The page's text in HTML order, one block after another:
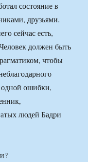
состояние в
друзьями.
сейчас есть,
должен быть
чтобы
одной ошибки,
людей Бадри